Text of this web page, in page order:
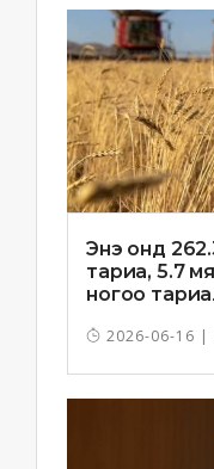
Энэ онд
тариа, 5.7
ногоо
2026-06-16 |